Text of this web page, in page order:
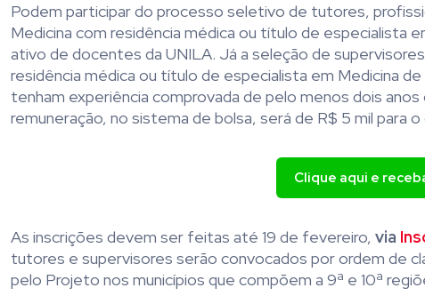
Podem participar do processo seletivo de tutores,
Medicina com residência médica ou título de especialista
ativo de docentes da UNILA. Já a seleção de
residência médica ou título de especialista em Medicina
tenham experiência comprovada de pelo menos dois
remuneração, no sistema de bolsa, será de R$ 5 mil para
Clique aqui e
As inscrições devem ser feitas até 19 de fevereiro, via
tutores e supervisores serão convocados por ordem de
pelo Projeto nos municípios que compõem a 9ª e 10ª